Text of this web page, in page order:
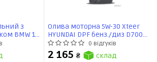
з
BMW 1,
VIKA
Олива моторна 5W-30 Xteer
HYUNDAI DPF бенз./диз D700
API SP, ACEA C2/C3, 6л, синт
0 відгуків
2 165 ₴ склад